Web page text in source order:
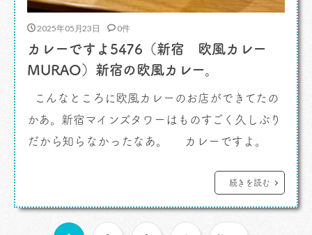
2025年05月23日 0件
カレーですよ5476（新宿 欧風カレー
MURAO）新宿の欧風カレー。
こんなところに欧風カレーのお店ができてたの
かあ。新宿マインズタワーはものすごく久しぶり
だから知らなかったなあ。 カレーですよ。
に買い物や遊びにくる人たちが意外と知らない高
層ビル、新宿マインズタワー。それはそうだろう
なあ。基本、オフィスビルだから。新宿駅南口か
続きを読む